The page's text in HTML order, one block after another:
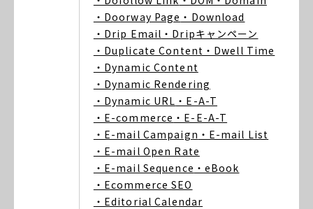
・Doorway Page ・Download
・Drip Email ・Dripキャンペーン
・Duplicate Content ・Dwell Time
・Dynamic Content
・Dynamic Rendering
・Dynamic URL ・E-A-T
・E-commerce ・E-E-A-T
・E-mail Campaign ・E-mail List
・E-mail Open Rate
・E-mail Sequence ・eBook
・Ecommerce SEO
・Editorial Calendar